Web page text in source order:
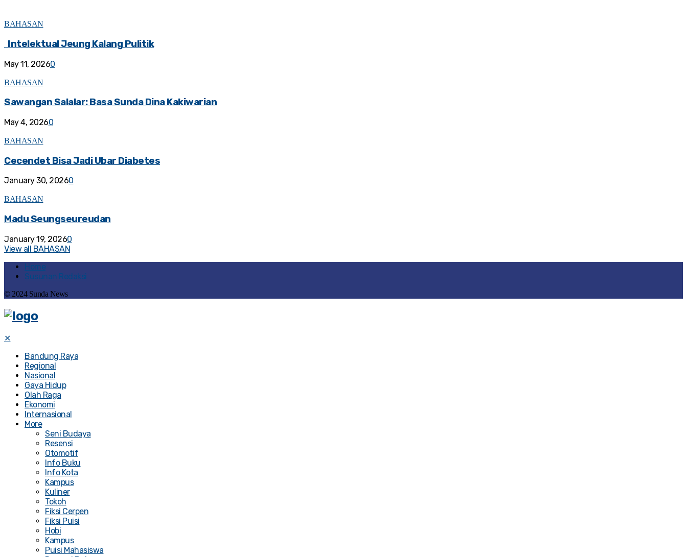
BAHASAN
Intelektual Jeung Kalang Pulitik
May 11, 20260
BAHASAN
Sawangan Salalar: Basa Sunda Dina Kakiwarian
May 4, 20260
BAHASAN
Cecendet Bisa Jadi Ubar Diabetes
January 30, 20260
BAHASAN
Madu Seungseureudan
January 19, 20260
View all BAHASAN
Home
Susunan Redaksi
© 2024 Sunda News
✕
Bandung Raya
Regional
Nasional
Gaya Hidup
Olah Raga
Ekonomi
Internasional
More
Seni Budaya
Resensi
Otomotif
Info Buku
Info Kota
Kampus
Kuliner
Tokoh
Fiksi Cerpen
Fiksi Puisi
Hobi
Kampus
Puisi Mahasiswa